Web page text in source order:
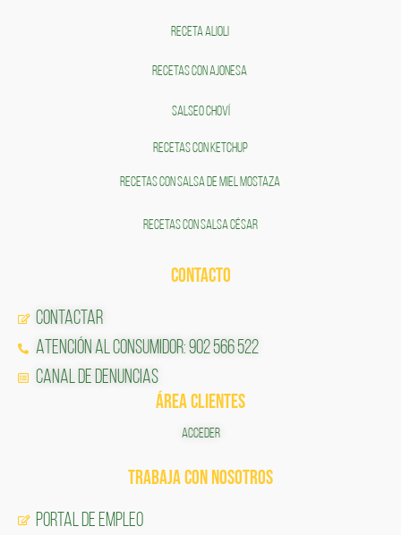
RECETA ALIOLI
RECETAS CON AJONESA
SALSEO CHOVÍ
RECETAS CON KETCHUP
RECETAS CON SALSA DE MIEL MOSTAZA
RECETAS CON SALSA CÉSAR
CONTACTO
Contactar
Atención al Consumidor: 902 566 522
Canal de Denuncias
ÁREA CLIENTES
ACCEDER
TRABAJA CON NOSOTROS
Portal de Empleo